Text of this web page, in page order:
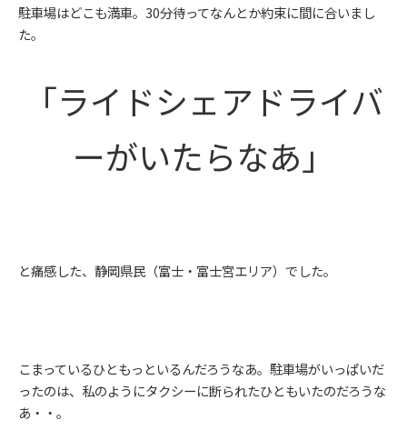
駐車場はどこも満車。30分待ってなんとか約束に間に合いまし
た。
「ライドシェアドライバ
ーがいたらなあ」
と痛感した、静岡県民（富士・富士宮エリア）でした。
こまっているひともっといるんだろうなあ。駐車場がいっぱいだ
ったのは、私のようにタクシーに断られたひともいたのだろうな
あ・・。